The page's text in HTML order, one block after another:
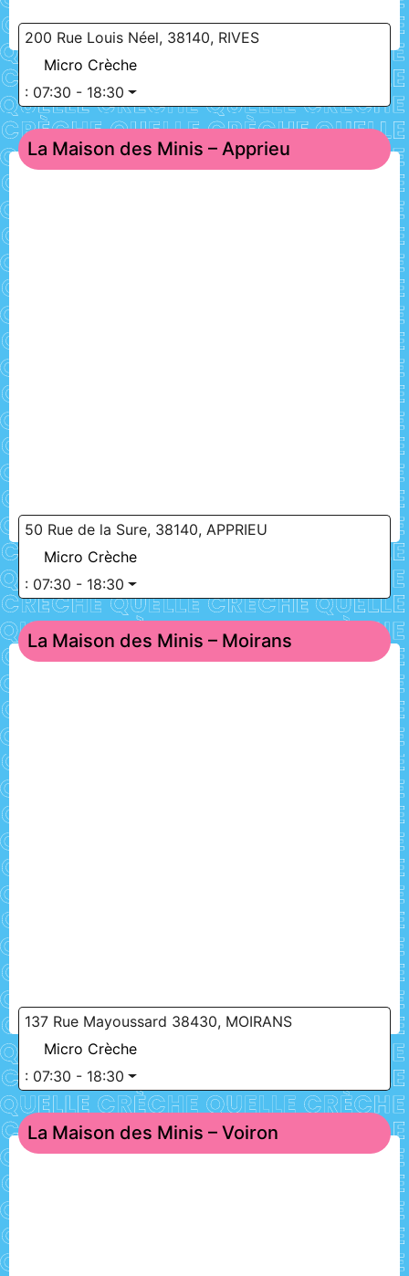
200 Rue Louis Néel, 38140, RIVES
Micro Crèche
: 07:30 - 18:30
La Maison des Minis – Apprieu
50 Rue de la Sure, 38140, APPRIEU
Micro Crèche
: 07:30 - 18:30
La Maison des Minis – Moirans
137 Rue Mayoussard 38430, MOIRANS
Micro Crèche
: 07:30 - 18:30
La Maison des Minis – Voiron